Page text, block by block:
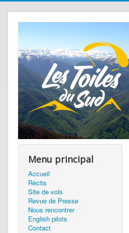
Menu principal
Accueil
Récits
Site de vols
Revue de Presse
Nous rencontrer
English pilots
Contact